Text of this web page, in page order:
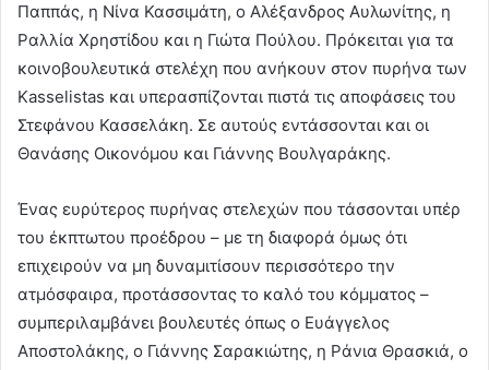
Παππάς, η Νίνα Κασσιμάτη, ο Αλέξανδρος Αυλωνίτης, η
Ραλλία Χρηστίδου και η Γιώτα Πούλου. Πρόκειται για τα
κοινοβουλευτικά στελέχη που ανήκουν στον πυρήνα των
Kasselistas και υπερασπίζονται πιστά τις αποφάσεις του
Στεφάνου Κασσελάκη. Σε αυτούς εντάσσονται και οι
Θανάσης Οικονόμου και Γιάννης Βουλγαράκης.
Ένας ευρύτερος πυρήνας στελεχών που τάσσονται υπέρ
του έκπτωτου προέδρου – με τη διαφορά όμως ότι
επιχειρούν να μη δυναμιτίσουν περισσότερο την
ατμόσφαιρα, προτάσσοντας το καλό του κόμματος –
συμπεριλαμβάνει βουλευτές όπως ο Ευάγγελος
Αποστολάκης, ο Γιάννης Σαρακιώτης, η Ράνια Θρασκιά, ο